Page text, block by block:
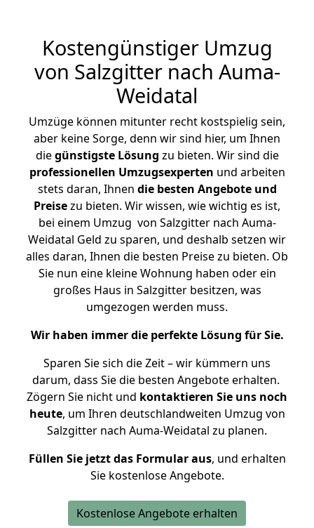
Kostengünstiger Umzug
von Salzgitter nach Auma-
Weidatal
Umzüge können mitunter recht kostspielig sein,
aber keine Sorge, denn wir sind hier, um Ihnen
diegünstigste Lösung zu bieten. Wir sind die
professionellen Umzugsexperten und arbeiten
stets daran, Ihnen die besten Angebote und
Preisezu bieten. Wir wissen, wie wichtig es ist,
bei einem Umzug von Salzgitter nach Auma-
Weidatal Geld zu sparen, und deshalb setzen wir
alles daran, Ihnen die besten Preise zu bieten. Ob
Sie nun eine kleine Wohnung haben oder ein
großes Haus in Salzgitter besitzen, was
umgezogen werden muss.
Wir haben immer die perfekte Lösung für Sie.
Sparen Sie sich die Zeit – wir kümmern uns
darum, dass Sie die besten Angebote erhalten.
Zögern Sie nicht und kontaktieren Sie uns noch
heute, um Ihren deutschlandweiten Umzug von
Salzgitter nach Auma-Weidatal zu planen.
Füllen Sie jetzt das Formular aus, und erhalten
Sie kostenlose Angebote.
Kostenlose Angebote erhalten